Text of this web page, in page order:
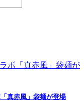
真赤風」袋麺が登場